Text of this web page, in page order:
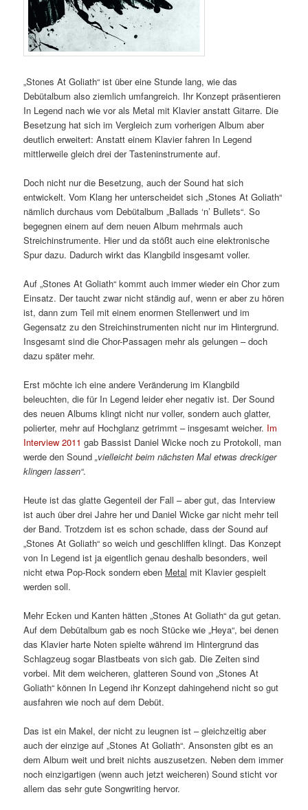
„Stones At Goliath“ ist über eine Stunde lang, wie das
Debütalbum also ziemlich umfangreich. Ihr Konzept präsentieren
In Legend nach wie vor als Metal mit Klavier anstatt Gitarre. Die
Besetzung hat sich im Vergleich zum vorherigen Album aber
deutlich erweitert: Anstatt einem Klavier fahren In Legend
mittlerweile gleich drei der Tasteninstrumente auf.
Doch nicht nur die Besetzung, auch der Sound hat sich
entwickelt. Vom Klang her unterscheidet sich „Stones At Goliath“
nämlich durchaus vom Debütalbum „Ballads ‘n’ Bullets“. So
begegnen einem auf dem neuen Album mehrmals auch
Streichinstrumente. Hier und da stößt auch eine elektronische
Spur dazu. Dadurch wirkt das Klangbild insgesamt voller.
Auf „Stones At Goliath“ kommt auch immer wieder ein Chor zum
Einsatz. Der taucht zwar nicht ständig auf, wenn er aber zu hören
ist, dann zum Teil mit einem enormen Stellenwert und im
Gegensatz zu den Streichinstrumenten nicht nur im Hintergrund.
Insgesamt sind die Chor-Passagen mehr als gelungen – doch
dazu später mehr.
Erst möchte ich eine andere Veränderung im Klangbild
beleuchten, die für In Legend leider eher negativ ist. Der Sound
des neuen Albums klingt nicht nur voller, sondern auch glatter,
polierter, mehr auf Hochglanz getrimmt – insgesamt weicher. Im
Interview 2011 gab Bassist Daniel Wicke noch zu Protokoll, man
werde den Sound„vielleicht beim nächsten Mal etwas dreckiger
klingen lassen“.
Heute ist das glatte Gegenteil der Fall – aber gut, das Interview
ist auch über drei Jahre her und Daniel Wicke gar nicht mehr teil
der Band. Trotzdem ist es schon schade, dass der Sound auf
„Stones At Goliath“ so weich und geschliffen klingt. Das Konzept
von In Legend ist ja eigentlich genau deshalb besonders, weil
nicht etwa Pop-Rock sondern eben Metal mit Klavier gespielt
werden soll.
Mehr Ecken und Kanten hätten „Stones At Goliath“ da gut getan.
Auf dem Debütalbum gab es noch Stücke wie „Heya“, bei denen
das Klavier harte Noten spielte während im Hintergrund das
Schlagzeug sogar Blastbeats von sich gab. Die Zeiten sind
vorbei. Mit dem weicheren, glatteren Sound von „Stones At
Goliath“ können In Legend ihr Konzept dahingehend nicht so gut
ausfahren wie noch auf dem Debüt.
Das ist ein Makel, der nicht zu leugnen ist – gleichzeitig aber
auch der einzige auf „Stones At Goliath“. Ansonsten gibt es an
dem Album weit und breit nichts auszusetzen. Neben dem immer
noch einzigartigen (wenn auch jetzt weicheren) Sound sticht vor
allem das sehr gute Songwriting hervor.